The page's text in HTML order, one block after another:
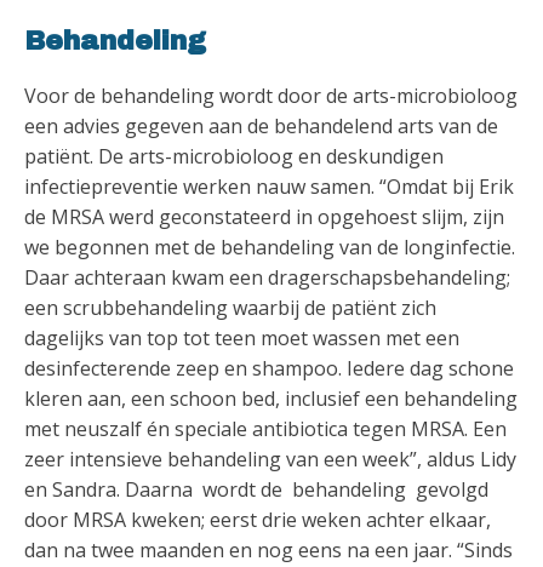
Behandeling
Voor de behandeling wordt door de arts-microbioloog
een advies gegeven aan de behandelend arts van de
patiënt. De arts-microbioloog en deskundigen
infectiepreventie werken nauw samen. “Omdat bij Erik
de MRSA werd geconstateerd in opgehoest slijm, zijn
we begonnen met de behandeling van de longinfectie.
Daar achteraan kwam een dragerschapsbehandeling;
een scrubbehandeling waarbij de patiënt zich
dagelijks van top tot teen moet wassen met een
desinfecterende zeep en shampoo. Iedere dag schone
kleren aan, een schoon bed, inclusief een behandeling
met neuszalf én speciale antibiotica tegen MRSA. Een
zeer intensieve behandeling van een week”, aldus Lidy
en Sandra. Daarna wordt de behandeling gevolgd
door MRSA kweken; eerst drie weken achter elkaar,
dan na twee maanden en nog eens na een jaar. “Sinds